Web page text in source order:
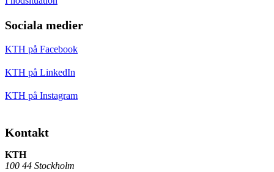
Sociala medier
KTH på Facebook
KTH på LinkedIn
KTH på Instagram
Kontakt
KTH
100 44 Stockholm